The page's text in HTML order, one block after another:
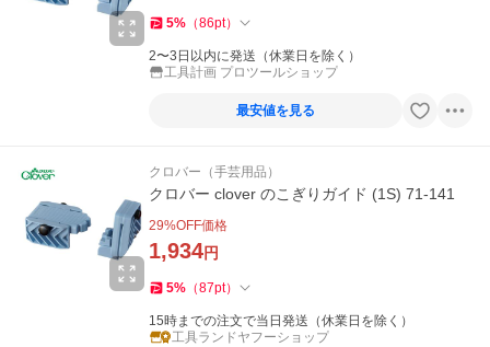
5% （86pt）
2〜3日以内に発送（休業日を除く）
工具計画 プロツールショップ
最安値を見る
クロバー（手芸用品）
クロバー clover のこぎりガイド (1S) 71-141
29%OFF価格
1,934円
5% （87pt）
15時までの注文で当日発送（休業日を除く）
工具ランドヤフーショップ